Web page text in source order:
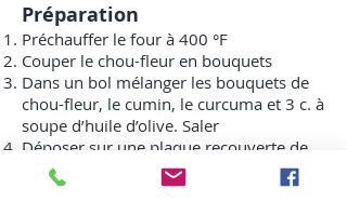
Préparation
Préchauffer le four à 400 °F
Couper le chou-fleur en bouquets
Dans un bol mélanger les bouquets de
chou-fleur, le cumin, le curcuma et 3 c. à
soupe d’huile d’olive. Saler
Déposer sur une plaque recouverte de
papier parchemin et enfourner pour 40
minutes.